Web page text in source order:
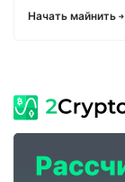
Начать майнить